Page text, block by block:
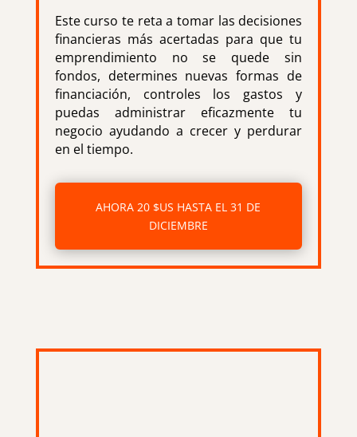
Este curso te reta a tomar las decisiones
financieras más acertadas para que tu
emprendimiento no se quede sin
fondos, determines nuevas formas de
financiación, controles los gastos y
puedas administrar eficazmente tu
negocio ayudando a crecer y perdurar
en el tiempo.
AHORA 20 $US HASTA EL 31 DE
DICIEMBRE